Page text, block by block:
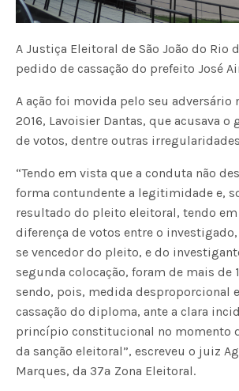
A Justiça Eleitoral de São João do Rio
pedido de cassação do prefeito José
A ação foi movida pelo seu adversário
2016, Lavoisier Dantas, que acusava o
de votos, dentre outras
“Tendo em vista que a conduta não
forma contundente a legitimidade e,
resultado do pleito eleitoral, tendo em
diferença de votos entre o
se vencedor do pleito, e do
segunda colocação, foram de mais de
sendo, pois, medida desproporcional
cassação do diploma, ante a clara
princípio constitucional no momento
da sanção eleitoral”, escreveu o juiz
Marques, da 37ª Zona Eleitoral.